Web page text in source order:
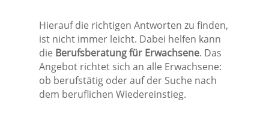
Hierauf die richtigen Antworten zu finden,
ist nicht immer leicht. Dabei helfen kann
die Berufsberatung für Erwachsene. Das
Angebot richtet sich an alle Erwachsene:
ob berufstätig oder auf der Suche nach
dem beruflichen Wiedereinstieg.